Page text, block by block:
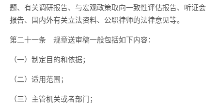
题、有关调研报告、与宏观政策取向一致性评估报告、听证会
报告、国内外有关立法资料、公职律师的法律意见等。
第二十一条 规章送审稿一般包括如下内容：
（一）制定目的和依据；
（二）适用范围；
（三）主管机关或者部门；